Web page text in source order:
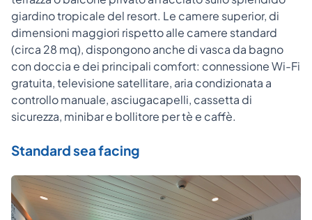
giardino tropicale del resort. Le camere superior, di
dimensioni maggiori rispetto alle camere standard
(circa 28 mq), dispongono anche di vasca da bagno
con doccia e dei principali comfort: connessione Wi-Fi
gratuita, televisione satellitare, aria condizionata a
controllo manuale, asciugacapelli, cassetta di
sicurezza, minibar e bollitore per tè e caffè.
Standard sea facing